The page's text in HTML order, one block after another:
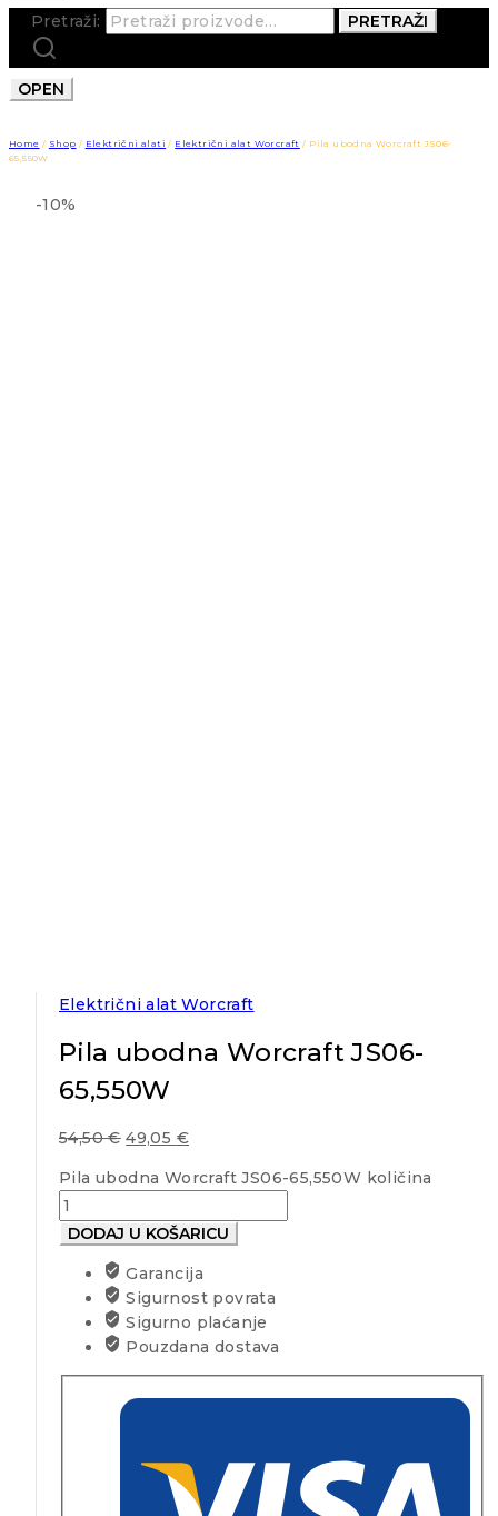
Pretraži: PRETRAŽI
OPEN
Home / Shop / Električni alati / Električni alat Worcraft / Pila ubodna Worcraft JS06-
65,550W
-10%
Električni alat Worcraft
Pila ubodna Worcraft JS06-
65,550W
54,50€ 49,05 €
Pila ubodna Worcraft JS06-65,550W količina
DODAJ U KOŠARICU
Garancija
Sigurnost povrata
Sigurno plaćanje
Pouzdana dostava